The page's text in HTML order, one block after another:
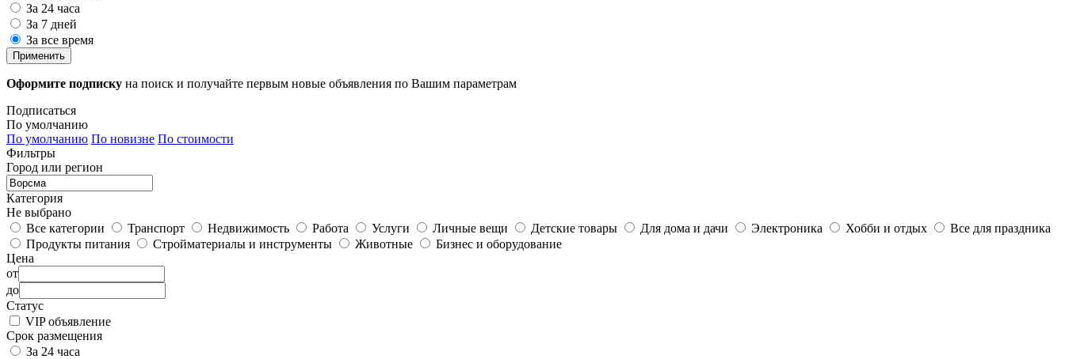
За 24 часа
За 7 дней
За все время
Применить
Оформите подписку на поиск и получайте первым новые объявления по Вашим параметрам
Подписаться
По умолчанию
По умолчанию По новизне По стоимости
Фильтры
Город или регион
Категория
Не выбрано
Все категории
Транспорт Недвижимость Работа Услуги Личные вещи Детские товары Для дома и дачи Электроника Хобби и отдых
Все для праздника
Продукты питания
Стройматериалы и инструменты Животные
Бизнес и оборудование
Цена
от
до
Статус
VIP объявление
Срок размещения
За 24 часа